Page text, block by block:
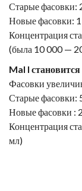
Старые фасовки:
Новые фасовки:
Концентрация
(была 10 000 —
Mal I
Фасовки
Старые фасовки:
Новые фасовки :
Концентрация
мл)